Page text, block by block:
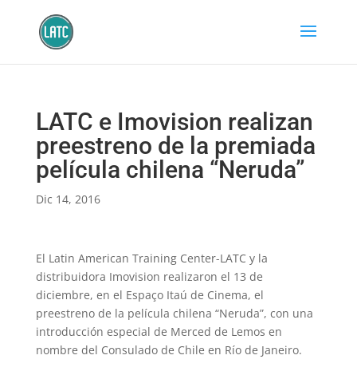
LATC e Imovision realizan
preestreno de la premiada
película chilena “Neruda”
Dic 14, 2016
El Latin American Training Center-LATC y la
distribuidora Imovision realizaron el 13 de
diciembre, en el Espaço Itaú de Cinema, el
preestreno de la película chilena “Neruda”, con una
introducción especial de Merced de Lemos en
nombre del Consulado de Chile en Río de Janeiro.